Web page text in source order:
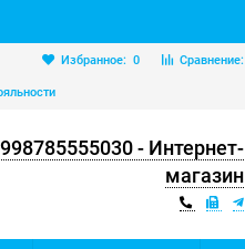
Сравнение:
Избранное: 0
- Интернет-
магазин